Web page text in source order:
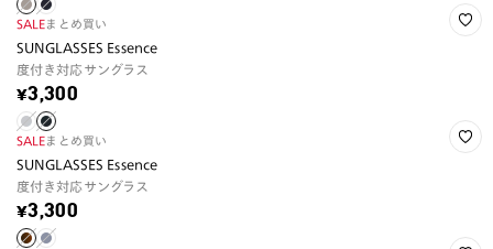
SALEまとめ買い
SUNGLASSES Essence
度付き対応サングラス
¥3,300
SALEまとめ買い
SUNGLASSES Essence
度付き対応サングラス
¥3,300